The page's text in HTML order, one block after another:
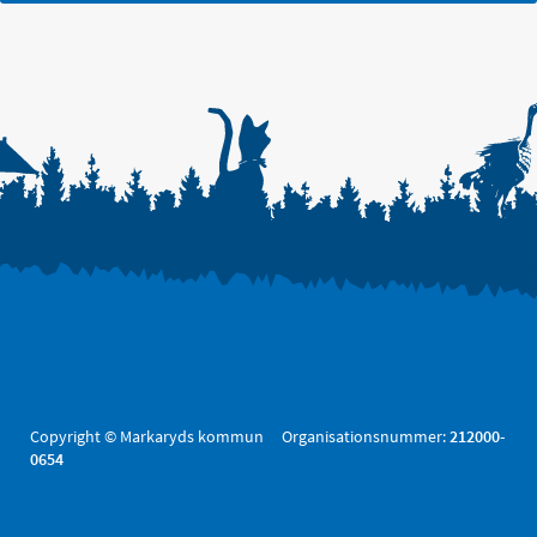
Copyright © Markaryds kommun Organisationsnummer:212000-
0654